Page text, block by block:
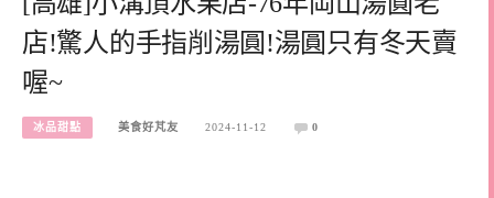
店!驚人的手指削湯圓!湯圓只有冬天賣
喔~
冰品甜點 美食好芃友 2024-11-12 0